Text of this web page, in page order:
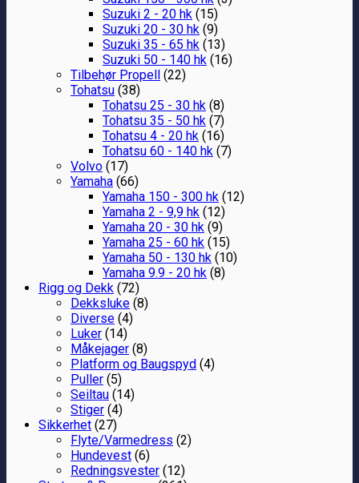
Suzuki 2 - 20 hk (15)
Suzuki 20 - 30 hk (9)
Suzuki 35 - 65 hk (13)
Suzuki 50 - 140 hk (16)
Tilbehør Propell (22)
Tohatsu (38)
Tohatsu 25 - 30 hk (8)
Tohatsu 35 - 50 hk (7)
Tohatsu 4 - 20 hk (16)
Tohatsu 60 - 140 hk (7)
Volvo (17)
Yamaha (66)
Yamaha 150 - 300 hk (12)
Yamaha 2 - 9,9 hk (12)
Yamaha 20 - 30 hk (9)
Yamaha 25 - 60 hk (15)
Yamaha 50 - 130 hk (10)
Yamaha 9.9 - 20 hk (8)
Rigg og Dekk (72)
Dekksluke (8)
Diverse (4)
Luker (14)
Måkejager (8)
Platform og Baugspyd (4)
Puller (5)
Seiltau (14)
Stiger (4)
Sikkerhet (27)
Flyte/Varmedress (2)
Hundevest (6)
Redningsvester (12)